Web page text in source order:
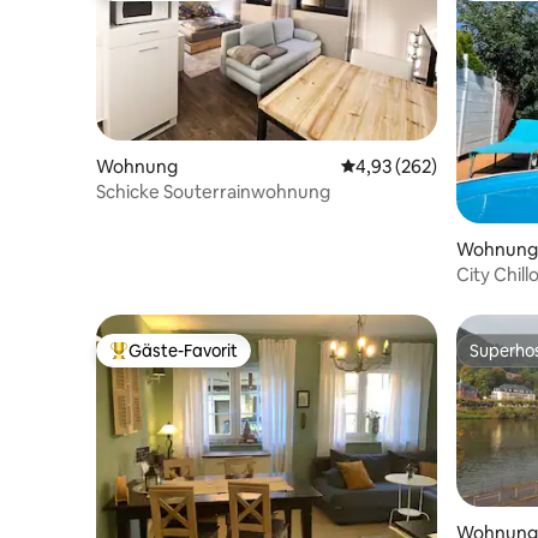
Wohnung Durchschnittliche
4,93 (262)
Schicke Souterrainwohnung
Wohnung
City
Beliebter Gäste-Favorit.
Gäste-Favorit
Wohnung